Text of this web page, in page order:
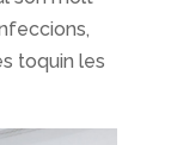
toquin les